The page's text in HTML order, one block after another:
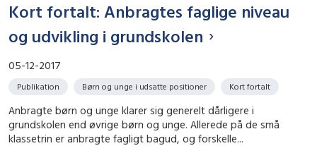
Kort fortalt: Anbragtes faglige niveau
og udvikling i grundskolen
05-12-2017
Publikation Børn og unge i udsatte positioner Kort fortalt
Anbragte børn og unge klarer sig generelt dårligere i
grundskolen end øvrige børn og unge. Allerede på de små
klassetrin er anbragte fagligt bagud, og forskelle...